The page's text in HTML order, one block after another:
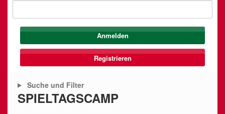
Registrieren
Suche und Filter
SPIELTAGSCAMP